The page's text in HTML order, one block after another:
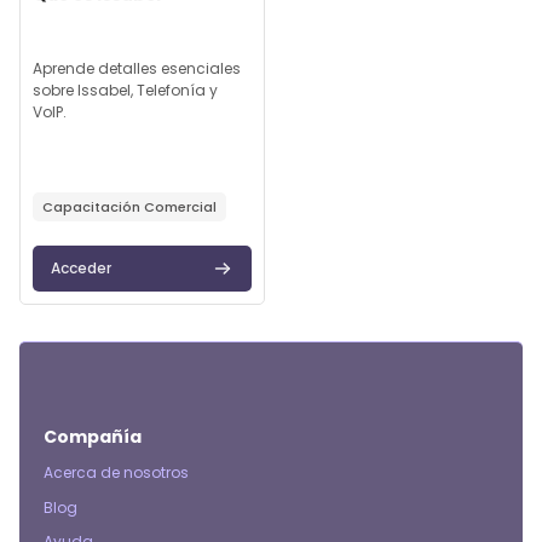
Aprende detalles esenciales
sobre Issabel, Telefonía y
VoIP.
Capacitación Comercial
Acceder
Compañía
Acerca de nosotros
Blog